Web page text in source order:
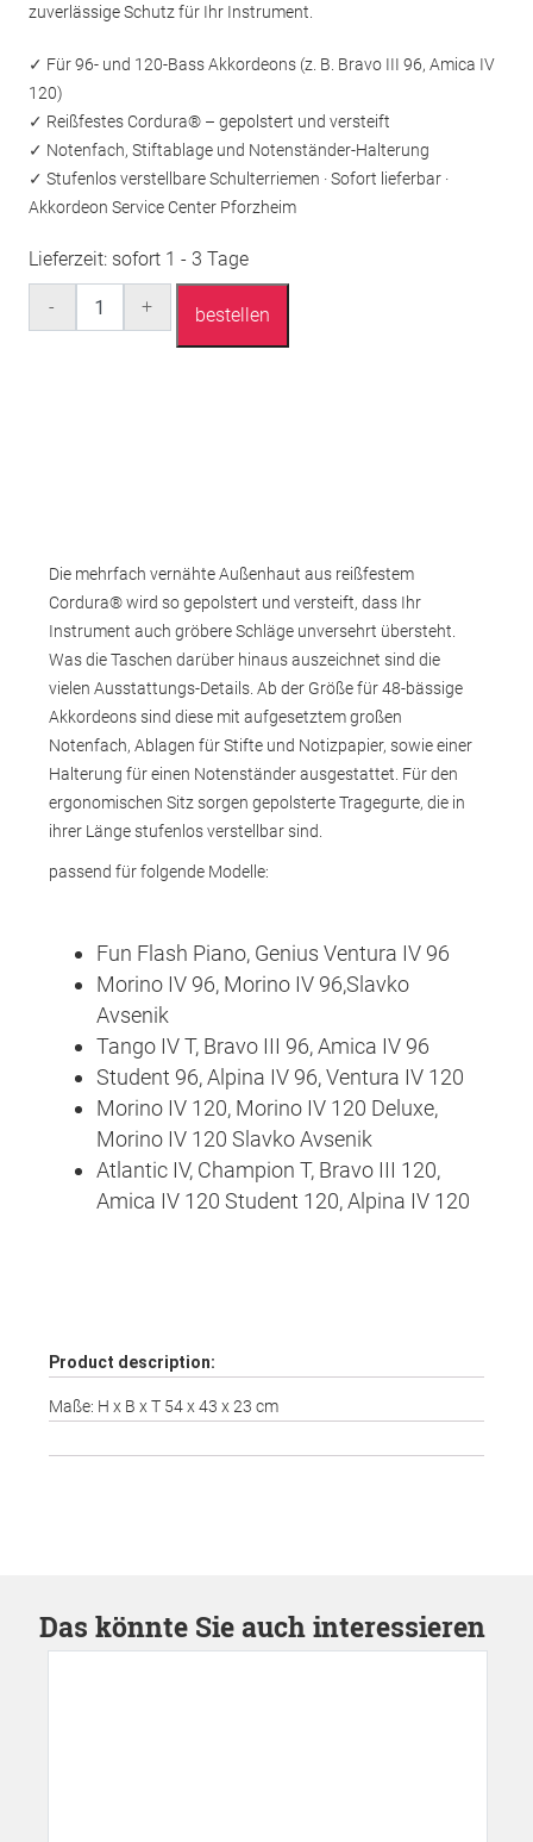
zuverlässige Schutz für Ihr Instrument.
✓ Für 96- und 120-Bass Akkordeons (z. B. Bravo III 96, Amica IV
120)
✓ Reißfestes Cordura® – gepolstert und versteift
✓ Notenfach, Stiftablage und Notenständer-Halterung
✓ Stufenlos verstellbare Schulterriemen · Sofort lieferbar ·
Akkordeon Service Center Pforzheim
Lieferzeit: sofort 1 - 3 Tage
- + bestellen
Die mehrfach vernähte Außenhaut aus reißfestem
Cordura® wird so gepolstert und versteift, dass Ihr
Instrument auch gröbere Schläge unversehrt übersteht.
Was die Taschen darüber hinaus auszeichnet sind die
vielen Ausstattungs-Details. Ab der Größe für 48-bässige
Akkordeons sind diese mit aufgesetztem großen
Notenfach, Ablagen für Stifte und Notizpapier, sowie einer
Halterung für einen Notenständer ausgestattet. Für den
ergonomischen Sitz sorgen gepolsterte Tragegurte, die in
ihrer Länge stufenlos verstellbar sind.
passend für folgende Modelle:
Fun Flash Piano, Genius Ventura IV 96
Morino IV 96, Morino IV 96,Slavko
Avsenik
Tango IV T, Bravo III 96, Amica IV 96
Student 96, Alpina IV 96, Ventura IV 120
Morino IV 120, Morino IV 120 Deluxe,
Morino IV 120 Slavko Avsenik
Atlantic IV, Champion T, Bravo III 120,
Amica IV 120 Student 120, Alpina IV 120
Product description:
Maße: H x B x T 54 x 43 x 23 cm
Das könnte Sie auch interessieren